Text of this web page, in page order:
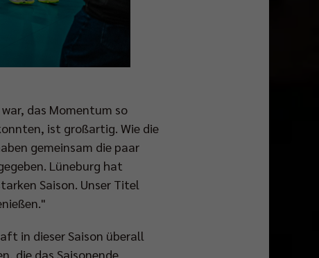
das Momentum so
ist großartig. Wie die
gemeinsam die paar
Lüneburg hat
Saison. Unser Titel
in dieser Saison überall
die das Saisonende